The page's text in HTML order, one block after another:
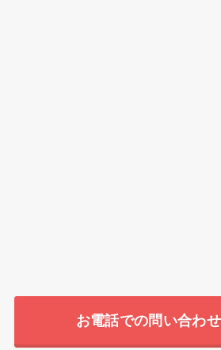
お電話での問い合わ